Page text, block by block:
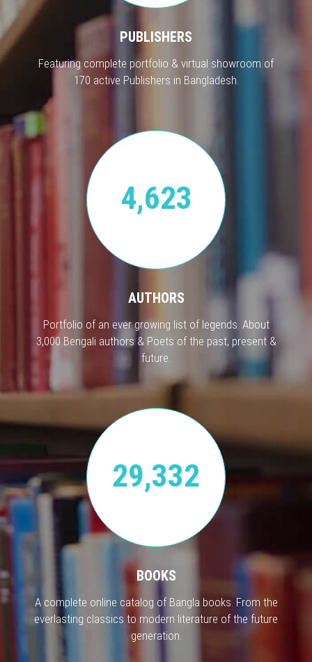
PUBLISHERS
Featuring complete portfolio & virtual showroom of
170 active Publishers in Bangladesh.
4,623
AUTHORS
Portfolio of an ever growing list of legends. About
3,000 Bengali authors & Poets of the past, present &
future.
29,332
BOOKS
A complete online catalog of Bangla books. From the
everlasting classics to modern literature of the future
generation.